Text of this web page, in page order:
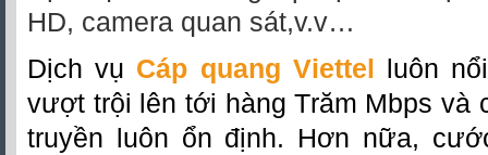
HD, camera quan sát,v.v…
Dịch vụ Cáp quang Viettel
luôn
vượt trội lên tới hàng Trăm Mbps và
truyền luôn ổn định. Hơn nữa,